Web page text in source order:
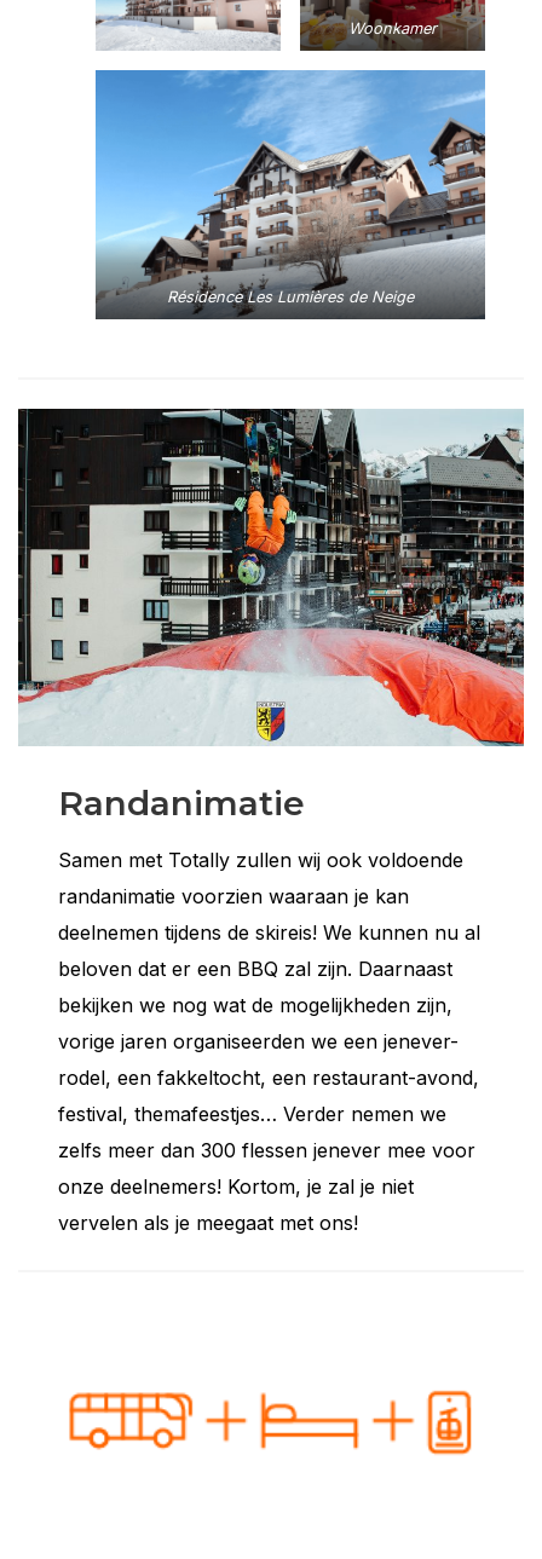
Woonkamer
Résidence Les Lumières de Neige
Randanimatie
Samen met Totally zullen wij ook voldoende
randanimatie voorzien waaraan je kan
deelnemen tijdens de skireis! We kunnen nu al
beloven dat er een BBQ zal zijn. Daarnaast
bekijken we nog wat de mogelijkheden zijn,
vorige jaren organiseerden we een jenever-
rodel, een fakkeltocht, een restaurant-avond,
festival, themafeestjes… Verder nemen we
zelfs meer dan 300 flessen jenever mee voor
onze deelnemers! Kortom, je zal je niet
vervelen als je meegaat met ons!